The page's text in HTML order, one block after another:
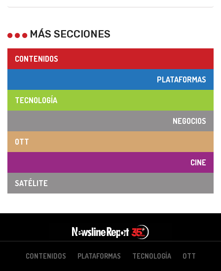
MÁS SECCIONES
CONTENIDOS
PLATAFORMAS
TECNOLOGÍA
NEGOCIOS
OTT
CINE
SATÉLITE
CONTENIDOS PLATAFORMAS TECNOLOGÍA OTT